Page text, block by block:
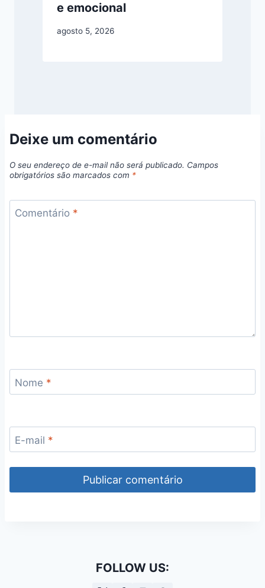
e emocional
agosto 5, 2026
Deixe um comentário
O seu endereço de e-mail não será publicado. Campos
obrigatórios são marcados com *
Comentário *
Nome *
E-mail *
FOLLOW US: